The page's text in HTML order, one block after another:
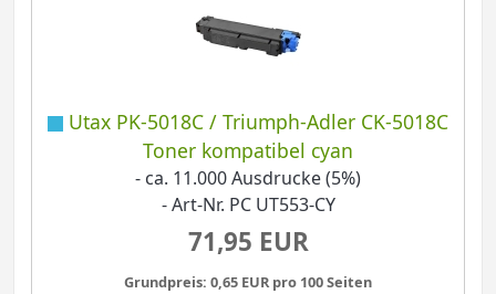
Utax PK-5018C / Triumph-Adler CK-5018C
Toner kompatibel cyan
- ca. 11.000 Ausdrucke (5%)
- Art-Nr. PC UT553-CY
71,95 EUR
Grundpreis: 0,65 EUR pro 100 Seiten